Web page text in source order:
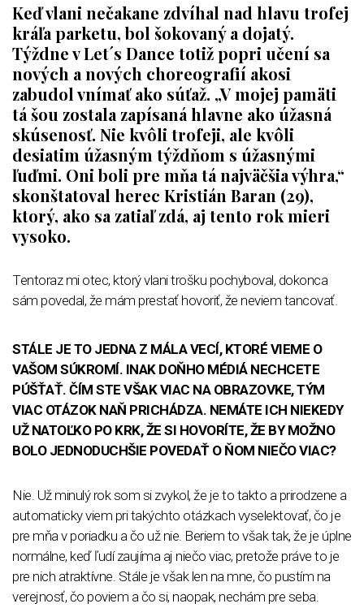
Keď vlani nečakane zdvíhal nad hlavu trofej
kráľa parketu, bol šokovaný a dojatý.
Týždne v Let´s Dance totiž popri učení sa
nových a nových choreografií akosi
zabudol vnímať ako súťaž. „V mojej pamäti
tá šou zostala zapísaná hlavne ako úžasná
skúsenosť. Nie kvôli trofeji, ale kvôli
desiatim úžasným týždňom s úžasnými
ľuďmi. Oni boli pre mňa tá najväčšia výhra,“
skonštatoval herec Kristián Baran (29),
ktorý, ako sa zatiaľ zdá, aj tento rok mieri
vysoko.
Tentoraz mi otec, ktorý vlani trošku pochyboval, dokonca
sám povedal, že mám prestať hovoriť, že neviem tancovať.
STÁLE JE TO JEDNA Z MÁLA VECÍ, KTORÉ VIEME O
VAŠOM SÚKROMÍ. INAK DOŇHO MÉDIÁ NECHCETE
PÚŠŤAŤ. ČÍM STE VŠAK VIAC NA OBRAZOVKE, TÝM
VIAC OTÁZOK NAŇ PRICHÁDZA. NEMÁTE ICH NIEKEDY
UŽ NATOĽKO PO KRK, ŽE SI HOVORÍTE, ŽE BY MOŽNO
BOLO JEDNODUCHŠIE POVEDAŤ O ŇOM NIEČO VIAC?
Nie. Už minulý rok som si zvykol, že je to takto a prirodzene a
automaticky viem pri takýchto otázkach vyselektovať, čo je
pre mňa v poriadku a čo už nie. Beriem to však tak, že je úplne
normálne, keď ľudí zaujíma aj niečo viac, pretože práve to je
pre nich atraktívne. Stále je však len na mne, čo pustím na
verejnosť, čo poviem a čo si, naopak, nechám pre seba.